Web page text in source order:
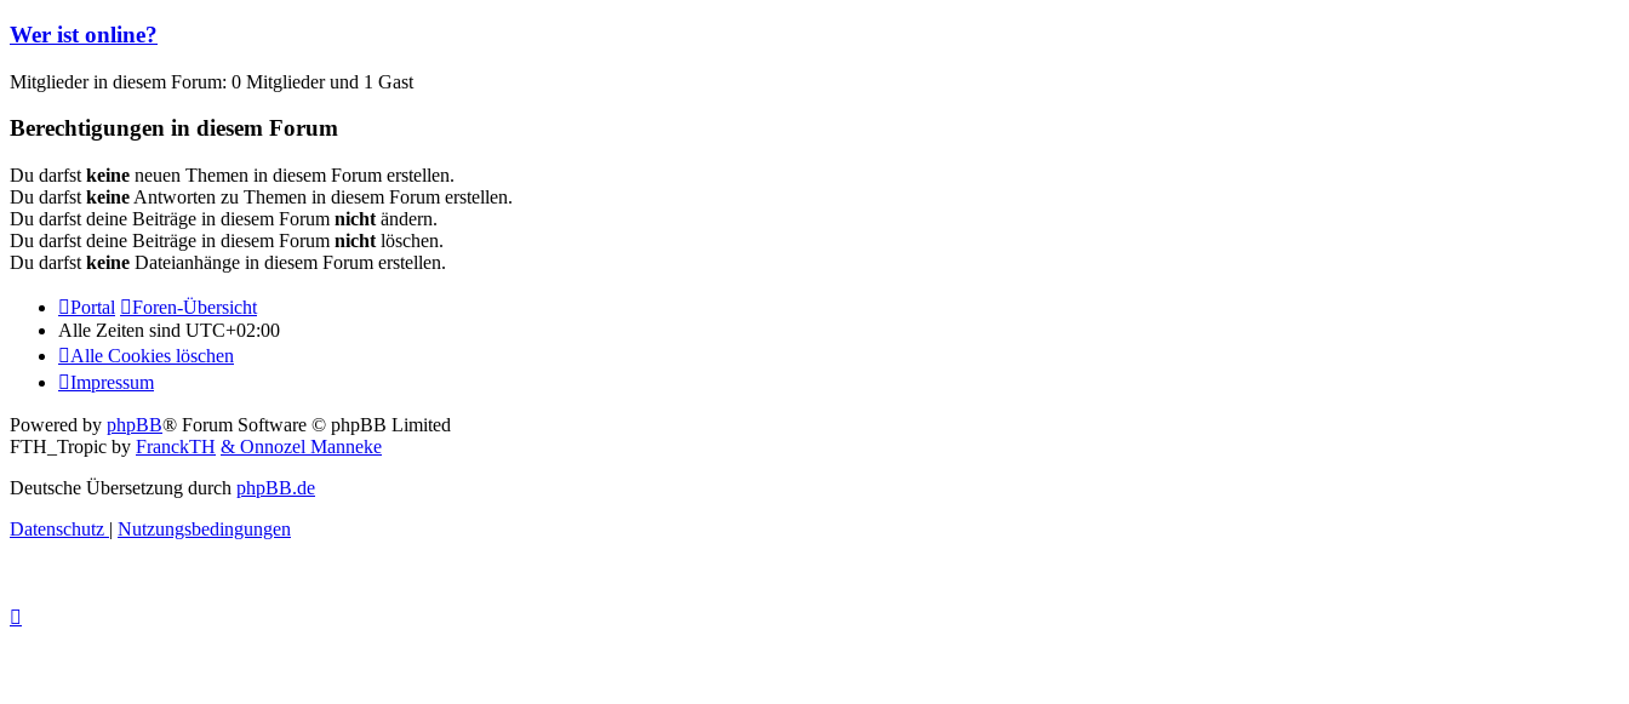
Wer ist online?
Mitglieder in diesem Forum: 0 Mitglieder und 1 Gast
Berechtigungen in diesem Forum
Du darfst keine neuen Themen in diesem Forum erstellen.
Du darfst keine Antworten zu Themen in diesem Forum erstellen.
Du darfst deine Beiträge in diesem Forum nicht ändern.
Du darfst deine Beiträge in diesem Forum nicht löschen.
Du darfst keine Dateianhänge in diesem Forum erstellen.
Portal
Foren-Übersicht
Alle Zeiten sind UTC+02:00
Alle Cookies löschen
Impressum
Powered by phpBB® Forum Software © phpBB Limited
FTH_Tropic by FranckTH & Onnozel Manneke
Deutsche Übersetzung durch phpBB.de
Datenschutz | Nutzungsbedingungen